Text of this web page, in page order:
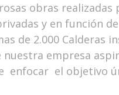
obras realizadas
y en función
de 2.000 Calderas
empresa
enfocar el objetivo